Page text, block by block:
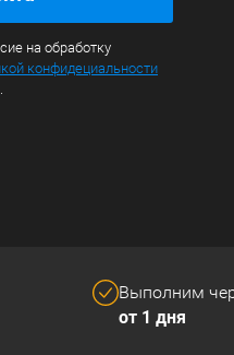
на обработку
конфидециальности
.
Выполним
от 1 дня